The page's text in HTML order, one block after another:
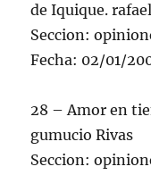
de Iquique.
Seccion:
Fecha: 02/01/
28 – Amor en
gumucio Rivas
Seccion: